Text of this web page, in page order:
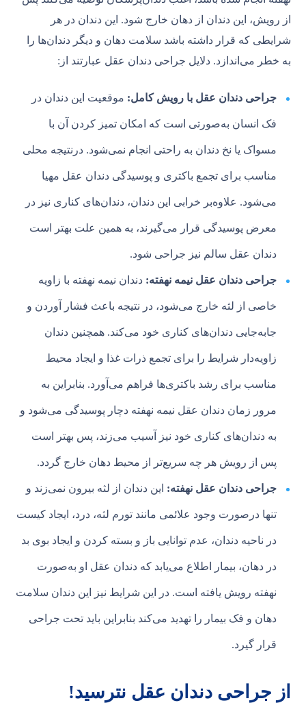
‌از رویش، این دندان از دهان خارج شود. این دندان در هر
شرایطی که قرار داشته باشد سلامت دهان و دیگر دندان‌ها را
به خطر می‌اندازد. دلایل جراحی دندان عقل عبارتند از:
جراحی دندان عقل با رویش کامل: موقعیت این دندان در
فک انسان به‌صورتی است که امکان تمیز کردن آن با
مسواک یا نخ دندان به راحتی انجام نمی‌شود. درنتیجه محلی
مناسب برای تجمع باکتری و پوسیدگی دندان عقل مهیا
می‌شود. علاوه‌بر خرابی این دندان، دندان‌های کناری نیز در
معرض پوسیدگی قرار می‌گیرند، به همین علت بهتر است
دندان عقل سالم نیز جراحی شود.
جراحی دندان عقل نیمه نهفته: دندان نیمه نهفته با زاویه
خاصی از لثه خارج می‌شود، در نتیجه باعث فشار آوردن و
جابه‌جایی دندان‌های کناری خود می‌کند. همچنین دندان
زاویه‌دار شرایط را برای تجمع ذرات غذا و ایجاد محیط
مناسب برای رشد باکتری‌ها فراهم می‌آورد. بنابراین به
مرور زمان دندان عقل نیمه نهفته دچار پوسیدگی می‌شود و
به دندان‌های کناری خود نیز آسیب می‌زند، پس بهتر است
پس‌ از رویش هر چه سریع‌تر از محیط دهان خارج گردد.
جراحی دندان عقل نهفته: این دندان از لثه بیرون نمی‌زند و
تنها درصورت وجود علائمی مانند تورم لثه، درد، ایجاد کیست
در ناحیه دندان، عدم توانایی باز و بسته کردن و ایجاد بوی بد
در دهان، بیمار اطلاع می‌یابد که دندان عقل او به‌صورت
نهفته رویش یافته است. در این شرایط نیز این دندان سلامت
دهان و فک بیمار را تهدید می‌کند بنابراین باید تحت جراحی
قرار گیرد.
از جراحی دندان عقل نترسید!